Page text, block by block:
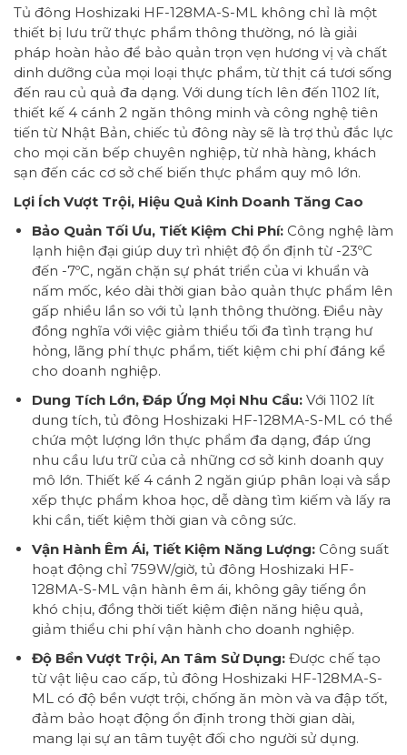
Tủ đông Hoshizaki HF-128MA-S-ML không chỉ là một
thiết bị lưu trữ thực phẩm thông thường, nó là giải
pháp hoàn hảo để bảo quản trọn vẹn hương vị và chất
dinh dưỡng của mọi loại thực phẩm, từ thịt cá tươi sống
đến rau củ quả đa dạng. Với dung tích lên đến 1102 lít,
thiết kế 4 cánh 2 ngăn thông minh và công nghệ tiên
tiến từ Nhật Bản, chiếc tủ đông này sẽ là trợ thủ đắc lực
cho mọi căn bếp chuyên nghiệp, từ nhà hàng, khách
sạn đến các cơ sở chế biến thực phẩm quy mô lớn.
Lợi Ích Vượt Trội, Hiệu Quả Kinh Doanh Tăng Cao
Bảo Quản Tối Ưu, Tiết Kiệm Chi Phí:Công nghệ làm
lạnh hiện đại giúp duy trì nhiệt độ ổn định từ -23ºC
đến -7ºC, ngăn chặn sự phát triển của vi khuẩn và
nấm mốc, kéo dài thời gian bảo quản thực phẩm lên
gấp nhiều lần so với tủ lạnh thông thường. Điều này
đồng nghĩa với việc giảm thiểu tối đa tình trạng hư
hỏng, lãng phí thực phẩm, tiết kiệm chi phí đáng kể
cho doanh nghiệp.
Dung Tích Lớn, Đáp Ứng Mọi Nhu Cầu:Với 1102 lít
dung tích, tủ đông Hoshizaki HF-128MA-S-ML có thể
chứa một lượng lớn thực phẩm đa dạng, đáp ứng
nhu cầu lưu trữ của cả những cơ sở kinh doanh quy
mô lớn. Thiết kế 4 cánh 2 ngăn giúp phân loại và sắp
xếp thực phẩm khoa học, dễ dàng tìm kiếm và lấy ra
khi cần, tiết kiệm thời gian và công sức.
Vận Hành Êm Ái, Tiết Kiệm Năng Lượng:Công suất
hoạt động chỉ 759W/giờ, tủ đông Hoshizaki HF-
128MA-S-ML vận hành êm ái, không gây tiếng ồn
khó chịu, đồng thời tiết kiệm điện năng hiệu quả,
giảm thiểu chi phí vận hành cho doanh nghiệp.
Độ Bền Vượt Trội, An Tâm Sử Dụng:Được chế tạo
từ vật liệu cao cấp, tủ đông Hoshizaki HF-128MA-S-
ML có độ bền vượt trội, chống ăn mòn và va đập tốt,
đảm bảo hoạt động ổn định trong thời gian dài,
mang lại sự an tâm tuyệt đối cho người sử dụng.